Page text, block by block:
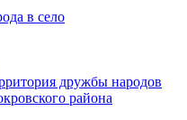
в село
дружбы народов
района